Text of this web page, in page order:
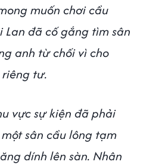
muốn chơi cầu
Lan đã cố gắng tìm sân
anh từ chối vì cho
tư.
vực sự kiện đã phải
sân cầu lông tạm
dính lên sàn. Nhân